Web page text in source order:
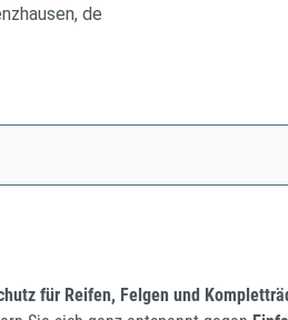
de
für Reifen, Felgen und